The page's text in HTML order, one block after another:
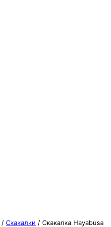
/ Cкакалки / Скакалка Hayabusa